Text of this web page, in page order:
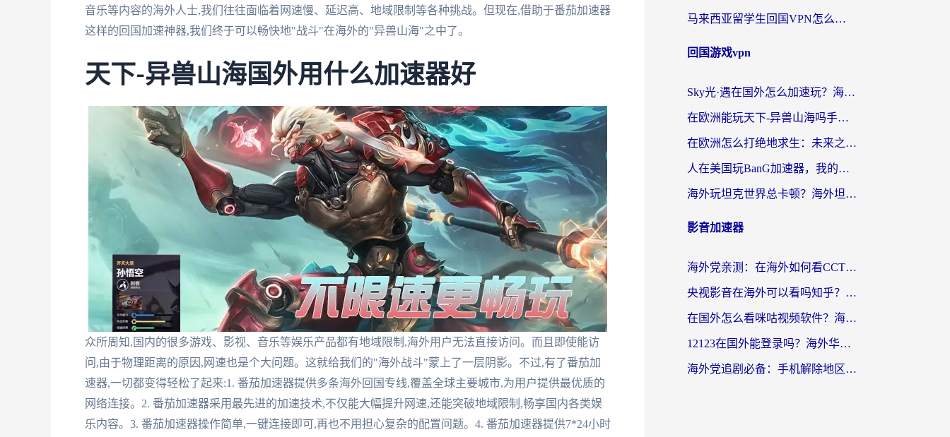
音乐等内容的海外人士,我们往往面临着网速慢、延迟高、地域限制等各种挑战。但现在,借助于番茄加速器
这样的回国加速神器,我们终于可以畅快地"战斗"在海外的"异兽山海"之中了。
天下-异兽山海国外用什么加速器好
众所周知,国内的很多游戏、影视、音乐等娱乐产品都有地域限制,海外用户无法直接访问。而且即使能访
问,由于物理距离的原因,网速也是个大问题。这就给我们的"海外战斗"蒙上了一层阴影。不过,有了番茄加
速器,一切都变得轻松了起来:1. 番茄加速器提供多条海外回国专线,覆盖全球主要城市,为用户提供最优质的
网络连接。2. 番茄加速器采用最先进的加速技术,不仅能大幅提升网速,还能突破地域限制,畅享国内各类娱
乐内容。3. 番茄加速器操作简单,一键连接即可,再也不用担心复杂的配置问题。4. 番茄加速器提供7*24小时
马来西亚留学生回国VPN怎么选？3个避坑点+1款实测好用的加速器推荐
回国游戏vpn
Sky光·遇在国外怎么加速玩？海外党亲测有效的国服游戏加速指南
在欧洲能玩天下-异兽山海吗手游？海外玩家的加速器生存指南
在欧洲怎么打绝地求生：未来之役不卡？留学生亲测的加速器避坑指南
人在美国玩BanG加速器，我的延迟终于绿了
海外玩坦克世界总卡顿？海外坦克世界加速器有哪些？实测好用的选择在这里
影音加速器
海外党亲测：在海外如何看CCTV？告别“仅限大陆播放”的实用指南
央视影音在海外可以看吗知乎？留学生亲测：3步解决地域限制+追剧自由
在国外怎么看咪咕视频软件？海外党亲测有效的回国加速方案
12123在国外能登录吗？海外华人必看的回国加速实用指南
海外党追剧必备：手机解除地区限制app怎么选？解决央视视频&国内剧地区限制全指南